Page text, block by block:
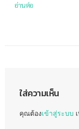
อ่านต่อ
ใส่ความเห็น
คุณต้องเข้าสู่ระบบ